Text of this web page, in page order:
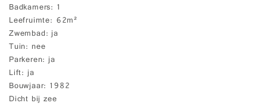
Badkamers 1
Leefruimte 62m²
Zwembad ja
Tuin nee
Parkeren ja
Lift ja
Bouwjaar 1982
Dicht bij zee